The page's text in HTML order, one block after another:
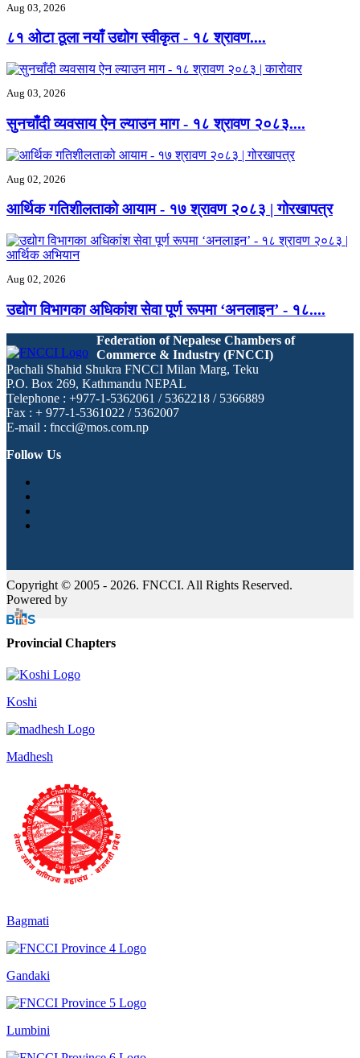
Aug 03, 2026
८१ ओटा ठूला नयाँ उद्योग स्वीकृत - ‍१८ श्रावण....
Aug 03, 2026
सुनचाँदी व्यवसाय ऐन ल्याउन माग - ‍१८ श्रावण २०८३....
Aug 02, 2026
आर्थिक गतिशीलताको आयाम - ‍१७ श्रावण २०८३ | गोरखापत्र
Aug 02, 2026
उद्योग विभागका अधिकांश सेवा पूर्ण रूपमा ‘अनलाइन’ - ‍१८....
Federation of Nepalese Chambers of
Commerce & Industry (FNCCI)
Pachali Shahid Shukra FNCCI Milan Marg, Teku
P.O. Box 269, Kathmandu NEPAL
Telephone : +977-1-5362061 / 5362218 / 5366889
Fax : + 977-1-5361022 / 5362007
E-mail : fncci@mos.com.np
Follow Us
Copyright © 2005 - 2026. FNCCI. All Rights Reserved.
Powered by
Provincial Chapters
Koshi
Madhesh
Bagmati
Gandaki
Lumbini